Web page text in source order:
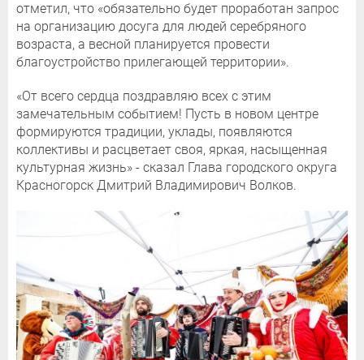
отметил, что «обязательно будет проработан запрос
на организацию досуга для людей серебряного
возраста, а весной планируется провести
благоустройство прилегающей территории».
«От всего сердца поздравляю всех с этим
замечательным событием! Пусть в новом центре
формируются традиции, уклады, появляются
коллективы и расцветает своя, яркая, насыщенная
культурная жизнь» - сказал Глава городского округа
Красногорск Дмитрий Владимирович Волков.